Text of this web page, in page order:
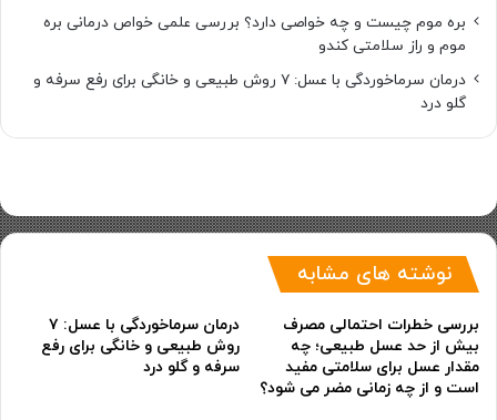
بره موم چیست و چه خواصی دارد؟ بررسی علمی خواص درمانی بره
موم و راز سلامتی کندو
درمان سرماخوردگی با عسل: ۷ روش طبیعی و خانگی برای رفع سرفه و
گلو درد
نوشته های مشابه
بررسی خطرات احتمالی مصرف
بیش از حد عسل طبیعی؛ چه
مقدار عسل برای سلامتی مفید
است و از چه زمانی مضر می شود؟
درمان سرماخوردگی با عسل: ۷
روش طبیعی و خانگی برای رفع
سرفه و گلو درد